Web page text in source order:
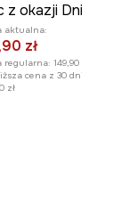
z okazji Dnia
aktualna:
zł
regularna: 149,90 zł
cena z 30 dni przed
zł